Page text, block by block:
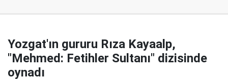
Yozgat'ın gururu Rıza Kayaalp,
"Mehmed: Fetihler Sultanı" dizisinde
oynadı